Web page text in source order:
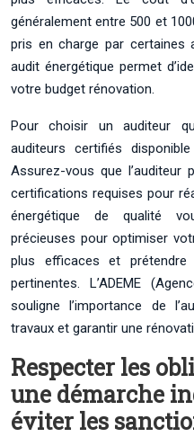
généralement entre 500 et
pris en charge par certaines
audit énergétique permet
votre budget rénovation.
Pour choisir un auditeur
auditeurs certifiés
Assurez-vous que
certifications requises pour
énergétique de qualité
précieuses pour optimiser
plus efficaces et
pertinentes. L’ADEME
souligne l’importance de
travaux et garantir une
Respecter les
une démarche
éviter les